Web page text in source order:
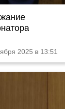
2025 в 13:51